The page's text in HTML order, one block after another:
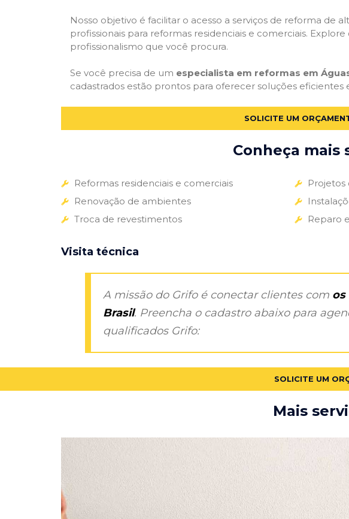
Nosso objetivo é facilitar o acesso a serviços de reforma de
profissionais para reformas residenciais e comerciais.
profissionalismo que você procura.
Se você precisa de um especialista em reformas em
cadastrados estão prontos para oferecer soluções eficientes
SOLICITE UM
Conheça mais
Reformas residenciais e comerciais
Renovação de ambientes
Troca de revestimentos
Reparo
Visita técnica
A missão do Grifo é conectar clientes com os
Brasil. Preencha o cadastro abaixo para
qualificados Grifo:
SOLICITE UM
Mais